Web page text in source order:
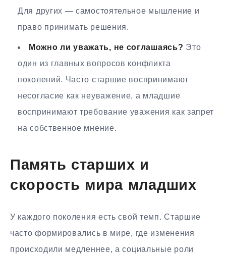
Для других — самостоятельное мышление и
право принимать решения.
Можно ли уважать, не соглашаясь? Это
один из главных вопросов конфликта
поколений. Часто старшие воспринимают
несогласие как неуважение, а младшие
воспринимают требование уважения как запрет
на собственное мнение.
Память старших и
скорость мира младших
У каждого поколения есть свой темп. Старшие
часто формировались в мире, где изменения
происходили медленнее, а социальные роли